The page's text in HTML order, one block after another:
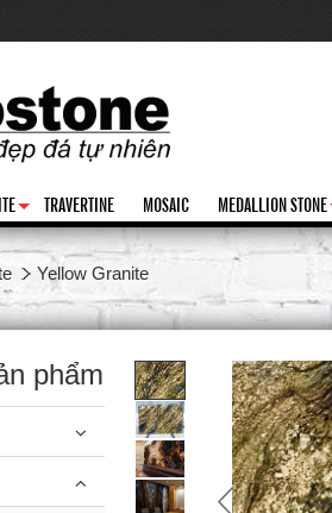
+
TRAVERTINE MOSAIC MEDALLION STONE
Yellow Granite
phẩm